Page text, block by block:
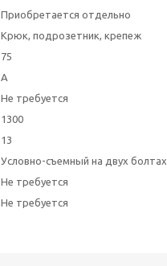
Приобретается отдельно
Крюк, подрозетник, крепеж
75
A
Не требуется
1300
13
Условно-съемный на двух болтах
Не требуется
Не требуется